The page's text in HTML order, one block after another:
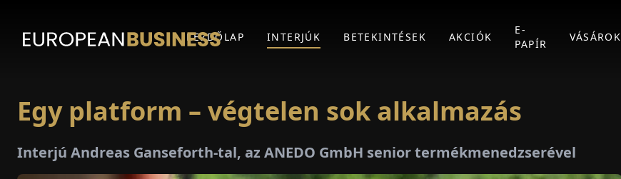
KEZDŐLAP INTERJÚK BETEKINTÉSEK AKCIÓK
E-
PAPÍR
VÁSÁROK
Egy platform – végtelen sok alkalmazás
Interjú Andreas Ganseforth-tal, az ANEDO GmbH senior termékmenedzserével